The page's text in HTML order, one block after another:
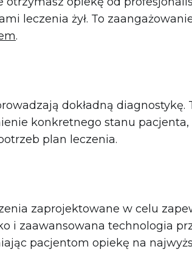
leczenia żył. To
.
dokładną diagnostykę.
konkretnego stanu
plan leczenia.
zaprojektowane w celu
i zaawansowana technologia
pacjentom opiekę na